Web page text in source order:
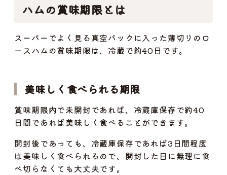
ハムの賞味期限とは
スーパーでよく見る真空パックに入った薄切りのロ
ースハムの賞味期限は、冷蔵で約40日です。
美味しく食べられる期限
賞味期限内で未開封であれば、冷蔵庫保存で約40
日間であれば美味しく食べることができます。
開封後であっても、冷蔵庫保存であれば3日間程度
は美味しく食べられるので、開封した日に無理に食
べ切らなくても大丈夫です。